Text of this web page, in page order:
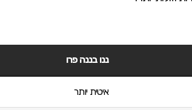
ננו בננה פרו
איטית יותר